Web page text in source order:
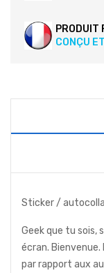
PRODUIT
CONÇU
Sticker /
Geek que tu sois,
écran.
par rapport aux